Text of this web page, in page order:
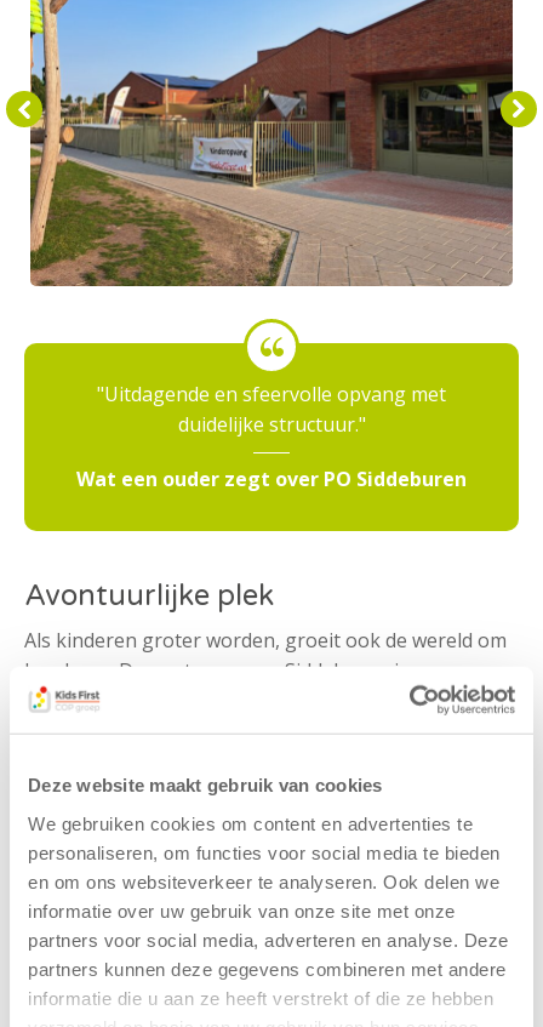
Deze website maakt gebruik van cookies
We gebruiken cookies om content en advertenties te
personaliseren, om functies voor social media te bieden
en om ons websiteverkeer te analyseren. Ook delen we
informatie over uw gebruik van onze site met onze
partners voor social media, adverteren en analyse. Deze
partners kunnen deze gegevens combineren met andere
informatie die u aan ze heeft verstrekt of die ze hebben
Uitdagende en sfeervolle opvang met
duidelijke structuur.
Wat een ouder zegt over PO Siddeburen
Avontuurlijke plek
Als kinderen groter worden, groeit ook de wereld om
hen heen. De peuteropvang Siddeburen is een
avontuurlijke plek, gericht op de ontwikkeling van
kinderen. Het is vooral een gezellige plaats om andere
er sociale vaardigheden zoals; voor zichzelf opkomen,
speelgoed delen, op je beurt wachten en
samenspelen.
Ons team bestaat uit enthousiaste en ervaren
pedagogisch professionals die ervoor zorgen dat elk
kind zich thuis voelt. Elke dag zetten zij zich met liefde
in om een vertrouwde omgeving te creëren, zodat elk
kind met veel plezier naar de opvang gaat.